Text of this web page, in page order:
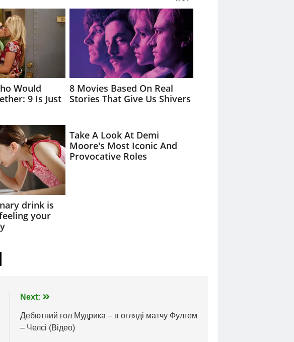
Next:
Дебютний гол Мудрика – в огляді матчу Фулгем
– Челсі (Відео)